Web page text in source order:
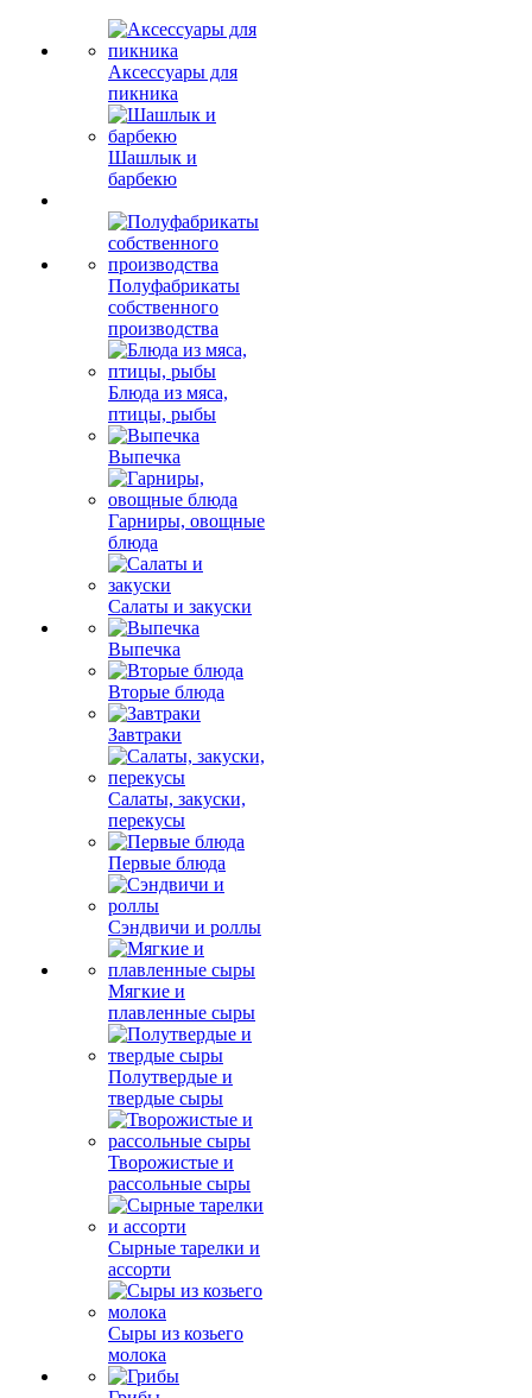
Аксессуары для
пикника
Шашлык и
барбекю
Полуфабрикаты
собственного
производства
Блюда из мяса,
птицы, рыбы
Выпечка
Гарниры, овощные
блюда
Салаты и закуски
Выпечка
Вторые блюда
Завтраки
Салаты, закуски,
перекусы
Первые блюда
Сэндвичи и роллы
Мягкие и
плавленные сыры
Полутвердые и
твердые сыры
Творожистые и
рассольные сыры
Сырные тарелки и
ассорти
Сыры из козьего
молока